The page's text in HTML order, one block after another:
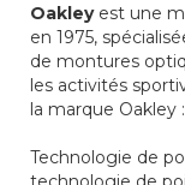
Oakleyest une
en 1975,
de montures
les activités
la marque Oakley :
Technologie de